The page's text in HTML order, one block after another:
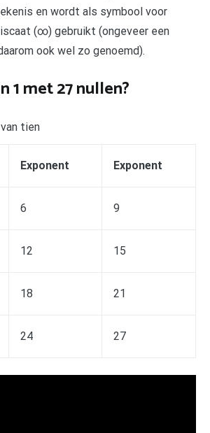
en wordt als symbool voor
(∞) gebruikt (ongeveer een
ook wel zo genoemd).
1 met 27 nullen?
tien
Exponent Exponent
6 9
12 15
18 21
24 27